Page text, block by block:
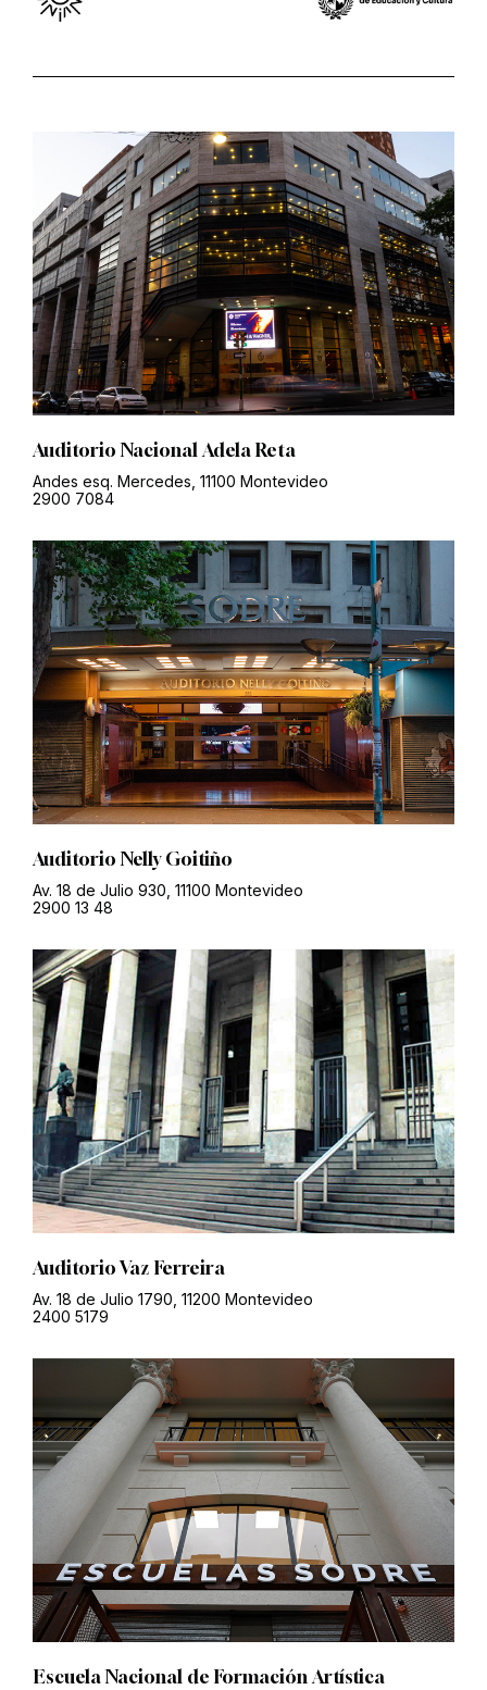
Auditorio Nacional Adela Reta
Andes esq. Mercedes, 11100 Montevideo
2900 7084
Auditorio Nelly Goitiño
Av. 18 de Julio 930, 11100 Montevideo
2900 13 48
Auditorio Vaz Ferreira
Av. 18 de Julio 1790, 11200 Montevideo
2400 5179
Escuela Nacional de Formación Artística